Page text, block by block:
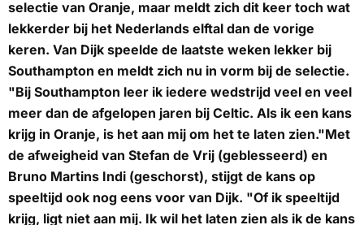
selectie van Oranje, maar meldt zich dit keer toch wat
lekkerder bij het Nederlands elftal dan de vorige
keren. Van Dijk speelde de laatste weken lekker bij
Southampton en meldt zich nu in vorm bij de selectie.
"Bij Southampton leer ik iedere wedstrijd veel en veel
meer dan de afgelopen jaren bij Celtic. Als ik een kans
krijg in Oranje, is het aan mij om het te laten zien."Met
de afweigheid van Stefan de Vrij (geblesseerd) en
Bruno Martins Indi (geschorst), stijgt de kans op
speeltijd ook nog eens voor van Dijk. "Of ik speeltijd
krijg, ligt niet aan mij. Ik wil het laten zien als ik de kans